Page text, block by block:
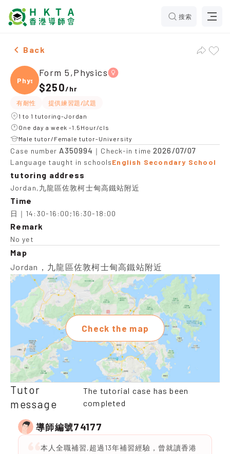
搜索
Female Form 5,Physics，Jordan Tuition
Back
Physi
Form 5,Physics
$250/hr
有耐性
提供練習題/試題
1 to 1 tutoring-Jordan
One day a week -1.5Hour/cls
Male tutor/Female tutor-University
Case number A350994 ｜Check-in time2026/07/07
Language taught in schoolsEnglish Secondary School
tutoring address
Jordan,九龍區佐敦柯士甸高鐵站附近
Time
日｜14:30-16:00;16:30-18:00
Remark
No yet
Map
Jordan，九龍區佐敦柯士甸高鐵站附近
Check the map
Tutor
message
The tutorial case has been
completed
導師編號74177
本人全職補習,超過13年補習經驗，曾就讀香港